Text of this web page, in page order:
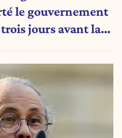
le gouvernement
jours avant la